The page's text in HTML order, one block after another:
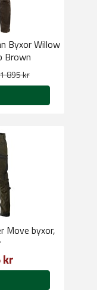
Byxor Willow
Brown
1 895 kr
Move byxor,
kr